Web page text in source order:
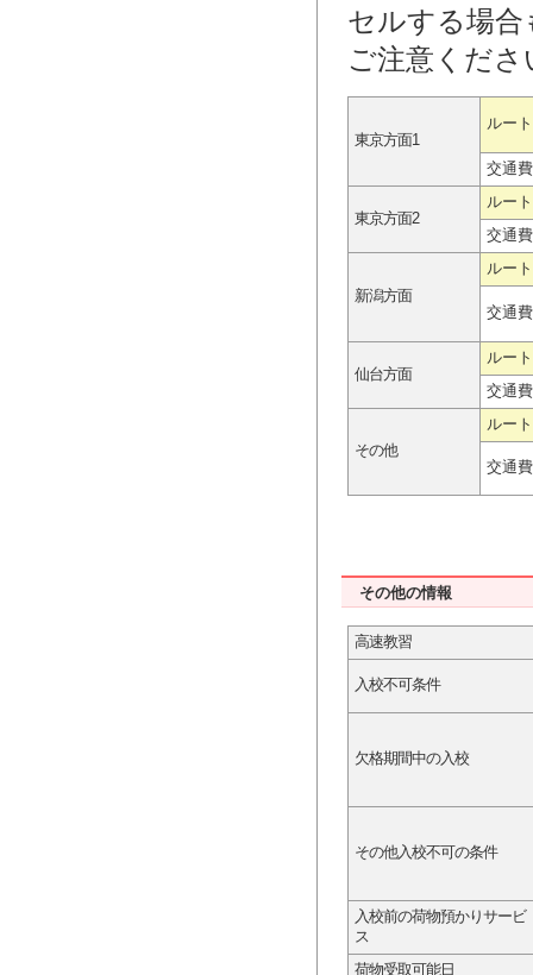
セルする場
ご注意くださ
東京方面1
ルート
交通
東京方面2
ルート
交通
新潟方面
ルート
交通
仙台方面
ルート
交通
その他
ルート
交通
その他の情報
高速教習
入校不可条件
欠格期間中の入校
その他入校不可の条件
入校前の荷物預かりサービ
ス
荷物受取可能日